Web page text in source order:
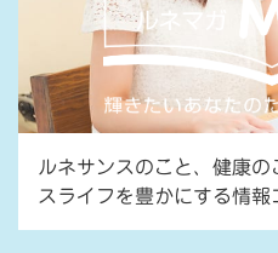
ルネサンスのこと、健康
スライフを豊かにする情報